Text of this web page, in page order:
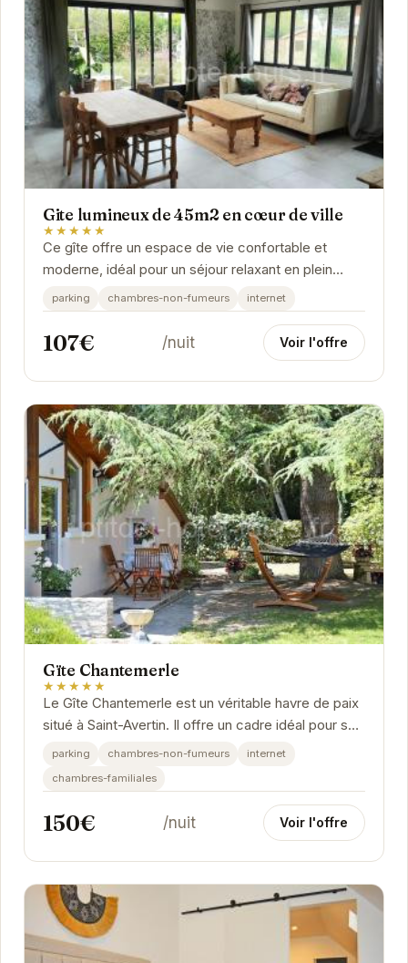
Gite lumineux de 45m2 en cœur de ville
★★★★★
Ce gîte offre un espace de vie confortable et
moderne, idéal pour un séjour relaxant en plein
cœur de Saint-Avertin.
parking chambres-non-fumeurs internet
107€ /nuit Voir l'offre
Gïte Chantemerle
★★★★★
Le Gîte Chantemerle est un véritable havre de paix
situé à Saint-Avertin. Il offre un cadre idéal pour se
détendre et profiter du calme de la...
parking chambres-non-fumeurs
internet
chambres-familiales
150€ /nuit Voir l'offre